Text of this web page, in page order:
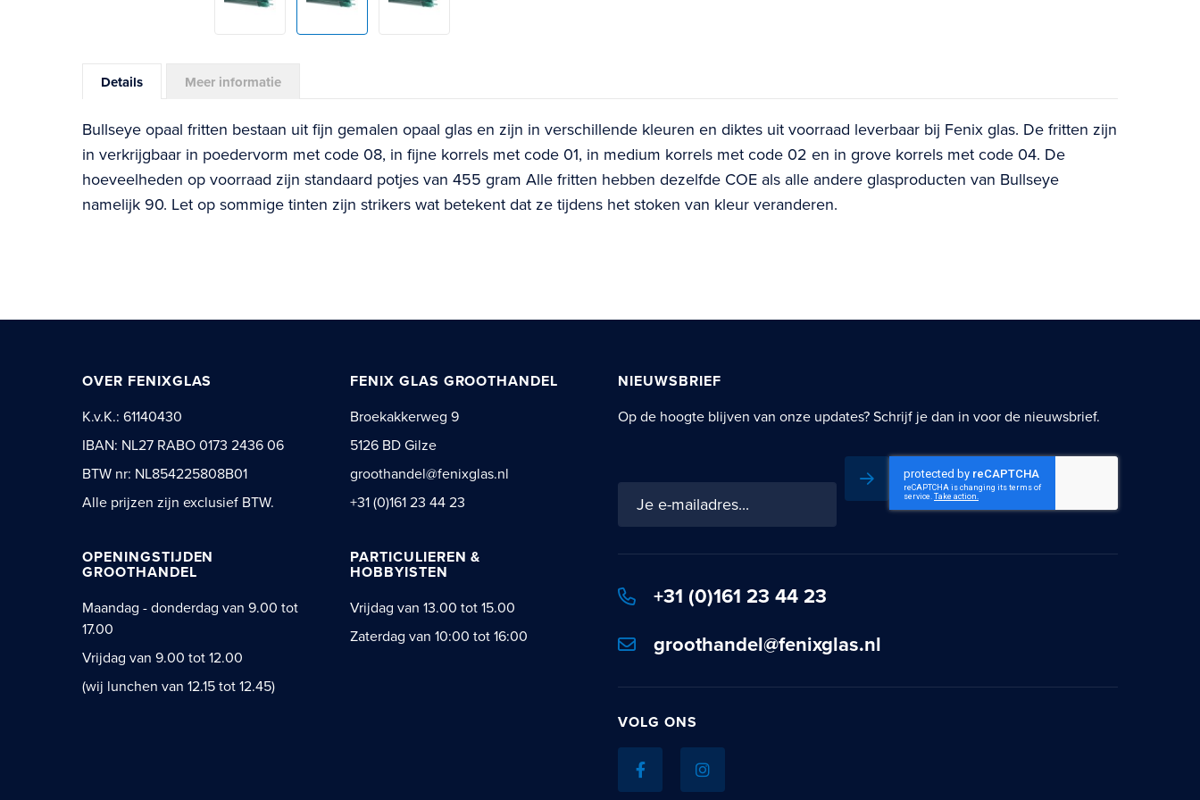
beginning
of
the
images
Details
Bullseye opaal fritten bestaan uit fijn gemalen opaal glas en zijn in verschillende kleuren en diktes uit voorraad leverbaar bij Fenix glas. De fritten zijn
in verkrijgbaar in poedervorm met code 08, in fijne korrels met code 01, in medium korrels met code 02 en in grove korrels met code 04. De
hoeveelheden op voorraad zijn standaard potjes van 455 gram Alle fritten hebben dezelfde COE als alle andere glasproducten van Bullseye
namelijk 90. Let op sommige tinten zijn strikers wat betekent dat ze tijdens het stoken van kleur veranderen.
Meer informatie
NIEUWSBRIEF
Op de hoogte blijven van onze updates? Schrijf je dan in voor de nieuwsbrief.
voor
nieuwsbrief:
Inschrijven
+31 (0)161 23 44 23
groothandel@fenixglas.nl
VOLG ONS
OVER FENIXGLAS
K.v.K.: 61140430
IBAN: NL27 RABO 0173 2436 06
BTW nr: NL854225808B01
Alle prijzen zijn exclusief BTW.
FENIX GLAS GROOTHANDEL
Broekakkerweg 9
5126 BD Gilze
groothandel@fenixglas.nl
+31 (0)161 23 44 23
OPENINGSTIJDEN
GROOTHANDEL
Maandag - donderdag van 9.00 tot
17.00
Vrijdag van 9.00 tot 12.00
(wij lunchen van 12.15 tot 12.45)
PARTICULIEREN &
HOBBYISTEN
Vrijdag van 13.00 tot 15.00
Zaterdag van 10:00 tot 16:00